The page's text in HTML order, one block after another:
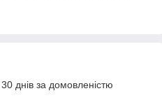
днів за домовленістю